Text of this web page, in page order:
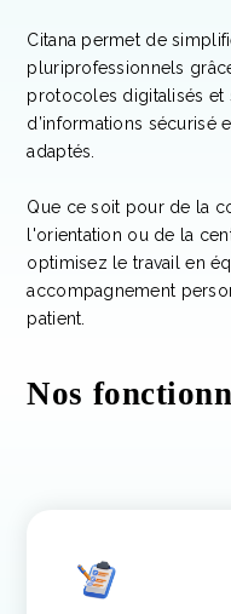
Citana permet de
pluriprofessionnels
protocoles digitalisés et
d’informations sécurisé
adaptés.
Que ce soit pour de la
l'orientation ou de la
optimisez le travail en
accompagnement
patient.
Nos